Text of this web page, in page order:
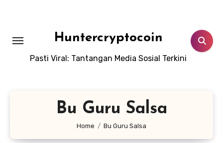
Huntercryptocoin
Pasti Viral: Tantangan Media Sosial Terkini
Bu Guru Salsa
Home Bu Guru Salsa